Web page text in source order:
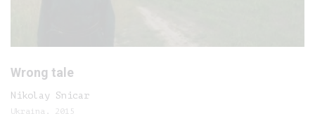
Wrong tale
Nikolay Snicar
Ukraina, 2015